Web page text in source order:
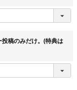
稿のみだけ。(特典は